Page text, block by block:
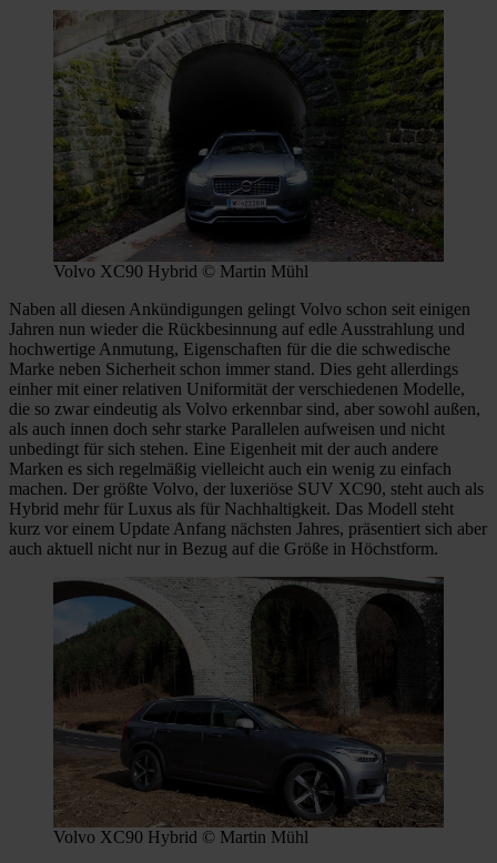
Volvo XC90 Hybrid © Martin Mühl
Naben all diesen Ankündigungen gelingt Volvo schon seit einigen
Jahren nun wieder die Rückbesinnung auf edle Ausstrahlung und
hochwertige Anmutung, Eigenschaften für die die schwedische
Marke neben Sicherheit schon immer stand. Dies geht allerdings
einher mit einer relativen Uniformität der verschiedenen Modelle,
die so zwar eindeutig als Volvo erkennbar sind, aber sowohl außen,
als auch innen doch sehr starke Parallelen aufweisen und nicht
unbedingt für sich stehen. Eine Eigenheit mit der auch andere
Marken es sich regelmäßig vielleicht auch ein wenig zu einfach
machen. Der größte Volvo, der luxeriöse SUV XC90, steht auch als
Hybrid mehr für Luxus als für Nachhaltigkeit. Das Modell steht
kurz vor einem Update Anfang nächsten Jahres, präsentiert sich aber
auch aktuell nicht nur in Bezug auf die Größe in Höchstform.
Volvo XC90 Hybrid © Martin Mühl